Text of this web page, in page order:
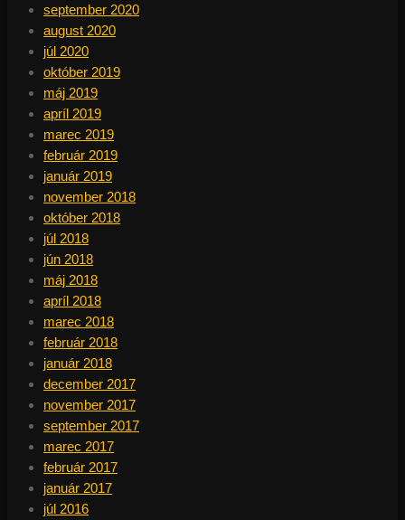
september 2020
august 2020
júl 2020
október 2019
máj 2019
apríl 2019
marec 2019
február 2019
január 2019
november 2018
október 2018
júl 2018
jún 2018
máj 2018
apríl 2018
marec 2018
február 2018
január 2018
december 2017
november 2017
september 2017
marec 2017
február 2017
január 2017
júl 2016